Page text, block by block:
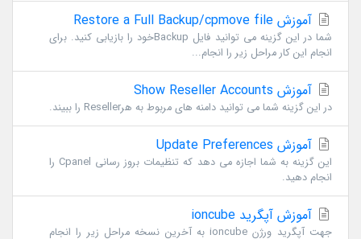
آموزش Restore a Full Backup/cpmove file
شما در این گزینه می توانید فایل Backupخود را بازیابی کنید. برای
انجام این کار مراحل زیر را انجام...
آموزش Show Reseller Accounts
در این گزینه شما می توانید دامنه های مربوط به هرReseller را ببیند.
آموزش Update Preferences
این گزینه به شما اجازه می دهد که تنظیمات بروز رسانی Cpanel را
انجام دهید.
آموزش آپگرید ioncube
جهت آپگرید ورژن ioncube به آخرین نسخه مراحل زیر را انجام